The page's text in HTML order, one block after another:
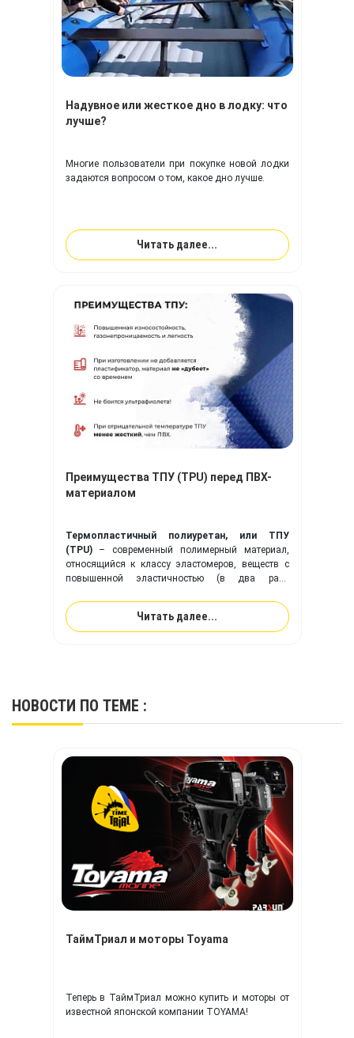
Надувное или жесткое дно в лодку: что
лучше?
Многие пользователи при покупке новой лодки
задаются вопросом о том, какое дно лучше.
Читать далее...
Преимущества ТПУ (TPU) перед ПВХ-
материалом
Термопластичный полиуретан, или ТПУ
(TPU)– современный полимерный материал,
относящийся к классу эластомеров, веществ с
повышенной эластичностью (в два раза
идеально подходит для изготовления надувного
оборудования, и превосходит привычную ПВХ-
ткань по многим ключевым показателям.
Читать далее...
НОВОСТИ ПО ТЕМЕ :
ТаймТриал и моторы Toyama
Теперь в ТаймТриал можно купить и моторы от
известной японской компании TOYAMA!